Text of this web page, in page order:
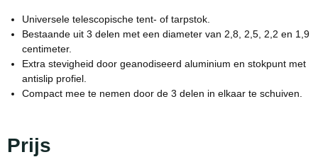
Universele telescopische tent- of tarpstok.
Bestaande uit 3 delen met een diameter van 2,8, 2,5, 2,2 en 1,9
centimeter.
Extra stevigheid door geanodiseerd aluminium en stokpunt met
antislip profiel.
Compact mee te nemen door de 3 delen in elkaar te schuiven.
Prijs